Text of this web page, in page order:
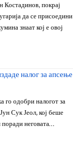
Костадинов, покрај
да се присоедини
знаат кој е овој
налог за апсење
го одобри налогот за
Сук Јеол, кој беше
неговата…